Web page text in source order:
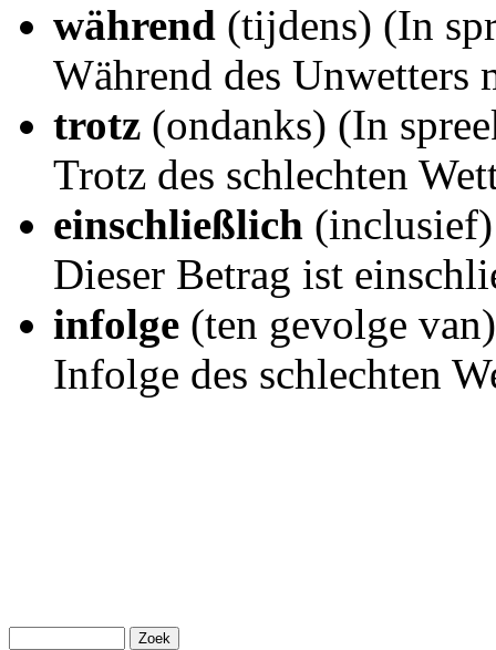
während (tijdens) (In
Während des Unwetters
trotz (ondanks) (In
Trotz des schlechten
einschließlich (inclusief)
Dieser Betrag ist
infolge (ten gevolge van)
Infolge des schlechten